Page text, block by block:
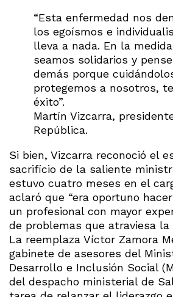
“Esta enfermedad nos
los egoísmos e
lleva a nada. En la
seamos solidarios y
demás porque
protegemos a nosotros,
éxito”.
Martín Vizcarra,
República.
Si bien, Vizcarra reconoció el
sacrificio de la saliente
estuvo cuatro meses en el
aclaró que “era oportuno
un profesional con mayor
de problemas que atraviesa la
La reemplaza Víctor Zamora
gabinete de asesores del
Desarrollo e Inclusión Social
del despacho ministerial de